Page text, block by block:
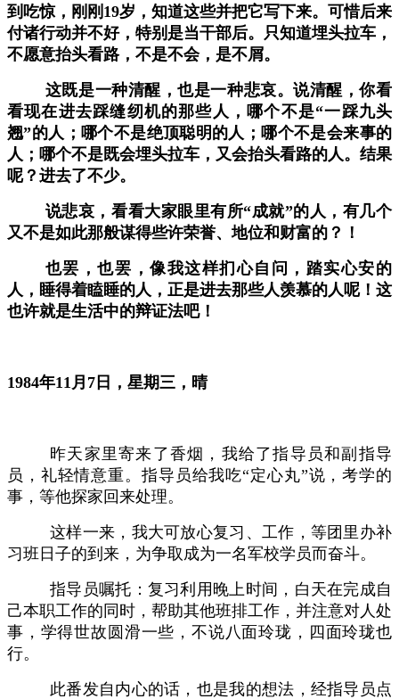
到吃惊，刚刚 19岁，知道这些并把它写下来。可惜后来
付诸行动并不好，特别是当干部后。只知道埋头拉车，
不愿意抬头看路，不是不会，是不屑。
这既是一种清醒，也是一种悲哀。说清醒，你看
看现在进去踩缝纫机的那些人，哪个不是“一踩九头
翘”的人；哪个不是绝顶聪明的人；哪个不是会来事的
人；哪个不是既会埋头拉车，又会抬头看路的人。结果
呢？进去了不少。
说悲哀，看看大家眼里有所“成就”的人，有几个
又不是如此那般谋得些许荣誉、地位和财富的？！
也罢，也罢，像我这样扪心自问，踏实心安的
人，睡得着瞌睡的人，正是进去那些人羡慕的人呢！这
也许就是生活中的辩证法吧！
1984年11月 7日，星期三，晴
昨天家里寄来了香烟，我给了指导员和副指导
员，礼轻情意重。指导员给我吃“定心丸”说，考学的
事，等他探家回来处理。
这样一来，我大可放心复习、工作，等团里办补
习班日子的到来，为争取成为一名军校学员而奋斗。
指导员嘱托：复习利用晚上时间，白天在完成自
己本职工作的同时，帮助其他班排工作，并注意对人处
事，学得世故圆滑一些，不说八面玲珑，四面玲珑也
行。
此番发自内心的话，也是我的想法，经指导员点